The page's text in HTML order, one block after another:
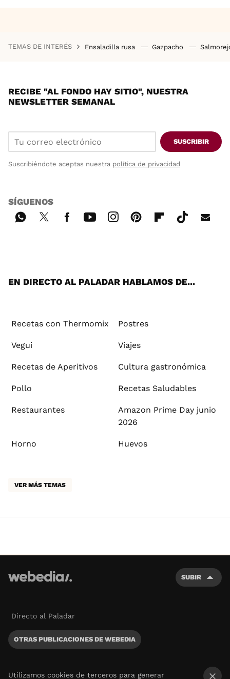
TEMAS DE INTERÉS Ensaladilla rusa Gazpacho
RECIBE "AL FONDO HAY SITIO", NUESTRA
NEWSLETTER SEMANAL
SUSCRIBIR
Suscribiéndote aceptas nuestra política de privacidad
SÍGUENOS
EN DIRECTO AL PALADAR HABLAMOS DE...
Recetas con Thermomix Postres
Vegui Viajes
Recetas de Aperitivos Cultura gastronómica
Pollo Recetas Saludables
Restaurantes
Amazon Prime Day junio
2026
Horno Huevos
VER MÁS TEMAS
SUBIR
Directo al Paladar
OTRAS PUBLICACIONES DE WEBEDIA
Utilizamos cookies de terceros para generar